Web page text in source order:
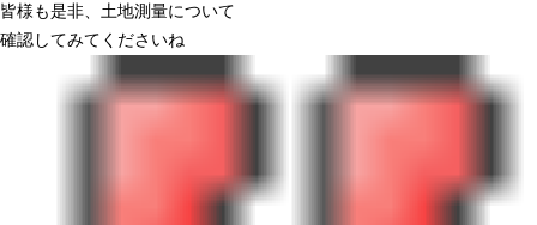
皆様も是非、土地測量について
確認してみてくださいね